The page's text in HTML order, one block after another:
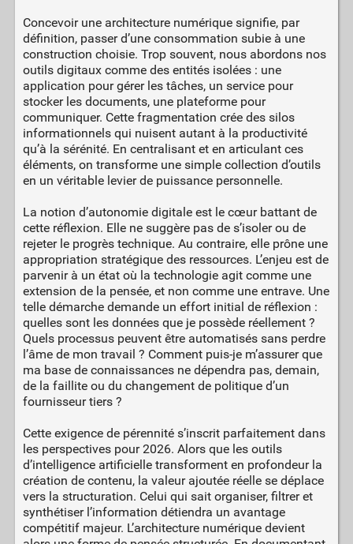
Concevoir une architecture numérique signifie, par
définition, passer d’une consommation subie à une
construction choisie. Trop souvent, nous abordons nos
outils digitaux comme des entités isolées : une
application pour gérer les tâches, un service pour
stocker les documents, une plateforme pour
communiquer. Cette fragmentation crée des silos
informationnels qui nuisent autant à la productivité
qu’à la sérénité. En centralisant et en articulant ces
éléments, on transforme une simple collection d’outils
en un véritable levier de puissance personnelle.
La notion d’autonomie digitale est le cœur battant de
cette réflexion. Elle ne suggère pas de s’isoler ou de
rejeter le progrès technique. Au contraire, elle prône une
appropriation stratégique des ressources. L’enjeu est de
parvenir à un état où la technologie agit comme une
extension de la pensée, et non comme une entrave. Une
telle démarche demande un effort initial de réflexion :
quelles sont les données que je possède réellement ?
Quels processus peuvent être automatisés sans perdre
l’âme de mon travail ? Comment puis-je m’assurer que
ma base de connaissances ne dépendra pas, demain,
de la faillite ou du changement de politique d’un
fournisseur tiers ?
Cette exigence de pérennité s’inscrit parfaitement dans
les perspectives pour 2026. Alors que les outils
d’intelligence artificielle transforment en profondeur la
création de contenu, la valeur ajoutée réelle se déplace
vers la structuration. Celui qui sait organiser, filtrer et
synthétiser l’information détiendra un avantage
compétitif majeur. L’architecture numérique devient